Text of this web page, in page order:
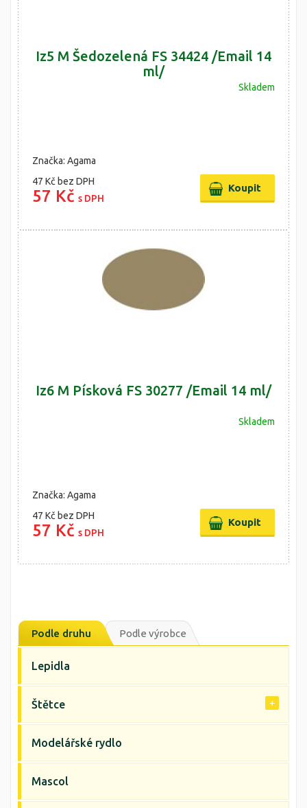
Iz5 M Šedozelená FS 34424 /Email 14
ml/
Skladem
Značka: Agama
47 Kč bez DPH
57 Kč s DPH
Iz6 M Písková FS 30277 /Email 14 ml/
Skladem
Značka: Agama
47 Kč bez DPH
57 Kč s DPH
Podle druhu Podle výrobce
Lepidla
Štětce
Modelářské rydlo
Mascol